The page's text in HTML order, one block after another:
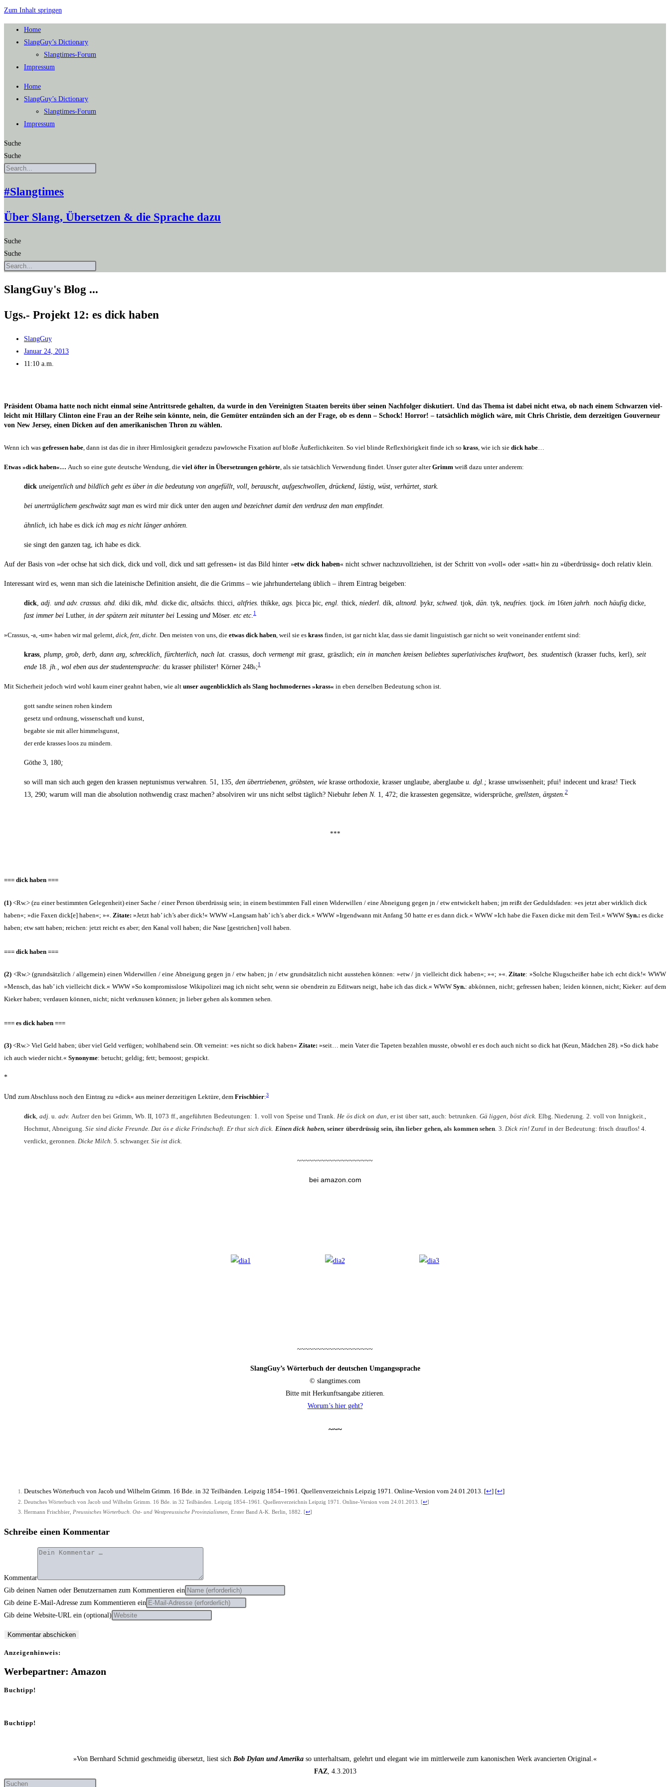
Zum Inhalt springen
Home
SlangGuy’s Dic­tion­a­ry
Slang­times-Forum
Impres­sum
Home
SlangGuy’s Dic­tion­a­ry
Slang­times-Forum
Impres­sum
Suche
Suche
#Slangtimes
Über Slang, Übersetzen & die Sprache dazu
Suche
Suche
SlangGuy's Blog ...
Ugs.- Pro­jekt 12: es dick haben
SlangGuy
Januar 24, 2013
11:10 a.m.
Prä­si­dent Oba­ma hat­te noch nicht ein­mal sei­ne Antritts­re­de gehal­ten, da wur­de in den Ver­ei­nig­ten Staa­ten bereits über sei­nen Nach­fol­ger dis­ku­tiert. Und das The­ma ist dabei nicht etwa, ob nach einem Schwar­zen viel­
leicht mit Hil­la­ry Clin­ton eine Frau an der Rei­he sein könn­te, nein, die Gemü­ter ent­zün­den sich an der Fra­ge, ob es denn – Schock! Hor­ror! – tat­säch­lich mög­lich wäre, mit Chris Chris­tie, dem der­zei­ti­gen Gou­ver­neur
von New Jer­sey, einen Dicken auf den ame­ri­ka­ni­schen Thron zu wählen.
Wenn ich was gefres­sen habe, dann ist das die in ihrer Hirn­lo­sig­keit gera­de­zu paw­low­sche Fix­a­ti­on auf blo­ße Äußer­lich­kei­ten. So viel blin­de Reflex­hö­rig­keit fin­de ich so krass, wie ich sie dick habe…
Etwas »dick haben«… Auch so eine gute deut­sche Wen­dung, die viel öfter in Über­set­zun­gen gehör­te, als sie tat­säch­lich Ver­wen­dung fin­det. Unser guter alterGrimm weiß dazu unter anderem:
dick unei­gent­lich und bild­lich geht es über in die bedeu­tung von ange­füllt, voll, berauscht, auf­ge­schwol­len, drü­ckend, läs­tig, wüst, ver­här­tet, stark.
bei uner­träg­li­chem geschwätz sagt man es wird mir dick unter den augen und bezeich­net damit den ver­drusz den man empfindet.
ähn­lich, ich habe es dick ich mag es nicht län­ger anhören.
sie singt den gan­zen tag, ich habe es dick.
Auf der Basis von »der och­se hat sich dick, dick und voll, dick und satt gefres­sen« ist das Bild hin­ter »etw dick haben« nicht schwer nach­zu­voll­zie­hen, ist der Schritt von »voll« oder »satt« hin zu »über­drüs­sig« doch rela­tiv klein.
Inter­es­sant wird es, wenn man sich die latei­ni­sche Defi­ni­ti­on ansieht, die die Grimms – wie jahr­hun­der­te­lang üblich – ihrem Ein­trag beigeben:
dick,adj. und adv. cras­sus. ahd. diki dik,mhd. dicke dic,alt­sächs.thic­ci, alt­fries.thik­ke,ags. þic­ca þic,engl. thick, nie­derl.dik,alt­nord. þykr,schwed.tjok, dän. tyk,neu­fries. tjo­ck. im 16ten jahrh. noch häu­figdicke,
fast immer bei Luther, in der spä­tern zeit mit­un­ter bei Les­sing und Möser. etc etc.1
»Cras­sus, ‑a, ‑um« haben wir mal gelernt, dick, fett, dicht. Den meis­ten von uns, die etwas dick haben, weil sie es krass fin­den, ist gar nicht klar, dass sie damit lin­gu­is­tisch gar nicht so weit von­ein­an­der ent­fernt sind:
krass,plump, grob, derb, dann arg, schreck­lich, fürch­ter­lich, nach lat.cras­sus,doch ver­mengt mit grasz, gräszlich; ein in man­chen krei­sen belieb­tes super­la­ti­vi­sches kraft­wort, bes. stu­den­tisch (kras­ser fuchs, kerl),seit
ende 18. jh., wol eben aus der stu­den­ten­spra­che: du kras­ser phi­lis­ter! Kör­ner 248b;1
Mit Sicher­heit jedoch wird wohl kaum einer geahnt haben, wie alt unser augen­blick­lich als Slang hoch­mo­der­nes »krass« in eben der­sel­ben Bedeu­tung schon ist.
gott sand­te sei­nen rohen kindern
gesetz und ord­nung, wis­sen­schaft und kunst,
begab­te sie mit aller himmelsgunst,
der erde kras­ses loos zu mindern.
Göthe 3, 180;
so will man sich auch gegen den kras­sen nep­tu­nis­mus ver­wah­ren. 51, 135, den über­trie­be­nen, gröbs­ten, wie kras­se ortho­do­xie, kras­ser unglau­be, aber­glau­be u. dgl.; kras­se unwis­sen­heit; pfui! inde­cent und krasz! Tieck
13, 290; war­um will man die abso­lu­ti­on not­hwen­dig crasz machen? absol­vi­ren wir uns nicht selbst täg­lich? Nie­buhr leben N. 1, 472; die kras­ses­ten gegen­sät­ze, wider­sprü­che, grells­ten, ärgs­ten.2
***
=== dick haben ===
(1) <Rw.> (zu einer bestimm­ten Gele­gen­heit) einer Sache / einer Per­son über­drüs­sig sein; in einem bestimm­ten Fall einen Wider­wil­len / eine Abnei­gung gegen jn / etw ent­wi­ckelt haben; jm reißt der Gedulds­fa­den: »es jetzt aber wirk­lich dick
haben«; »die Faxen dick[e] haben«; »«. Zita­te: »Jetzt hab’ ich’s aber dick!« WWW »Lang­sam hab’ ich’s aber dick.« WWW »Irgend­wann mit Anfang 50 hat­te er es dann dick.« WWW »Ich habe die Faxen dicke mit dem Teil.« WWW Syn.: es dicke
haben; etw satt haben; rei­chen: jetzt reicht es aber; den Kanal voll haben; die Nase [gestri­chen] voll haben.
=== dick haben ===
(2) <Rw.> (grund­sätz­lich / all­ge­mein) einen Wider­wil­len / eine Abnei­gung gegen jn / etw haben; jn / etw grund­sätz­lich nicht aus­ste­hen kön­nen: »etw / jn viel­leicht dick haben«; »«; »«.Zita­te: »Sol­che Klug­schei­ßer habe ich echt dick!« WWW
»Mensch, das hab’ ich viel­leicht dick.« WWW »So kom­pro­miss­lo­se Wiki­po­li­zei mag ich nicht sehr, wenn sie oben­drein zu Edit­wars neigt, habe ich das dick.« WWWSyn.: abkön­nen, nicht; gefres­sen haben; lei­den kön­nen, nicht; Kie­ker: auf dem
Kie­ker haben; ver­dau­en kön­nen, nicht; nicht ver­knu­sen kön­nen; jn lie­ber gehen als kom­men sehen.
=== es dick haben ===
(3) <Rw.> Viel Geld haben; über viel Geld ver­fü­gen; wohl­ha­bend sein. Oft ver­neint: »es nicht so dick haben« Zita­te: »seit… mein Vater die Tape­ten bezah­len muss­te, obwohl er es doch auch nicht so dick hat (Keun, Mäd­chen 28). »So dick habe
ich auch wie­der nicht.« Syn­ony­me: betucht; gel­dig; fett; bemoost; gespickt.
*
Und zum Abschluss noch den Ein­trag zu »dick« aus mei­ner der­zei­ti­gen Lek­tü­re, dem Frisch­bier:3
dick, adj.u.adv. Auf­zer den bei Grimm, Wb. II, 1073 ff., ange­führ­ten Bedeu­tun­gen: 1. voll von Spei­se und Trank.He ös dick on dun, er ist über satt, auch: betrun­ken. Gä lig­gen, böst dick. Elbg. Nie­de­rung. 2. voll von Innig­keit.,
Hoch­mut, Abnei­gung. Sie sind dicke Freun­de. Dat ös e dicke Frind­schaft. Er thut sich dick. Einen dick haben, sei­ner über­drüs­sig sein, ihn lie­ber gehen, als kom­men sehen. 3. Dick rin! Zuruf in der Bedeu­tung: frisch drauf­los! 4.
ver­dickt, geron­nen. Dicke Milch. 5. schwan­ger. Sie ist dick.
~~~~~~~~~~~~~~~~~~~
bei amazon.com
~~~~~~~~~~~~~~~~~~~
SlangGuy’s Wör­ter­buch der deut­schen Umgangssprache
© slangtimes.com
Bit­te mit Her­kunfts­an­ga­be zitieren.
Worum’s hier geht?
~~~
Deut­sches Wör­ter­buch von Jacob und Wil­helm Grimm. 16 Bde. in 32 Teil­bän­den. Leip­zig 1854–1961. Quel­len­ver­zeich­nis Leip­zig 1971. Online-Ver­si­on vom 24.01.2013. [↩] [↩]
Deut­sches Wör­ter­buch von Jacob und Wil­helm Grimm. 16 Bde. in 32 Teil­bän­den. Leip­zig 1854–1961. Quel­len­ver­zeich­nis Leip­zig 1971. Online-Ver­si­on vom 24.01.2013. [↩]
Her­mann Frisch­bier, Preus­si­sches Wör­ter­buch. Ost- und West­preus­si­sche Pro­vin­zia­lis­men , Ers­ter Band A‑K. Ber­lin, 1882. [↩]
Schreibe einen Kommentar
Kommentar
Gib deinen Namen oder Benutzernamen zum Kommentieren ein
Gib deine E-Mail-Adresse zum Kommentieren ein
Gib deine Website-URL ein (optional)
Anzei­gen­hin­weis:
Werbepartner: Amazon
Buchtipp!
Buchtipp!
»Von Bernhard Schmid geschmeidig übersetzt, liest sich Bob Dylan und Amerika so unterhaltsam, gelehrt und elegant wie im mittlerweile zum kanonischen Werk avancierten Original.«
FAZ, 4.3.2013